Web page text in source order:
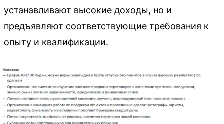
устанавливают высокие доходы, но и
предъявляют соответствующие требования к
опыту и квалификации.